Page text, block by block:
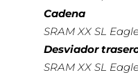
Cadena
SRAM XX SL
Desviador
SRAM XX SL